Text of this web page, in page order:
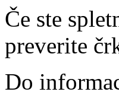
Če ste
preverite
Do